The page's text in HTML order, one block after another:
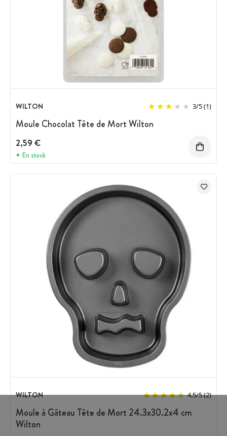
WILTON 3/5(1)
Moule Chocolat Tête de Mort Wilton
2,59 €
En stock
WILTON 4.5/5(2)
Moule à Gâteau Tête de Mort 24.3x30.2x4 cm
Wilton